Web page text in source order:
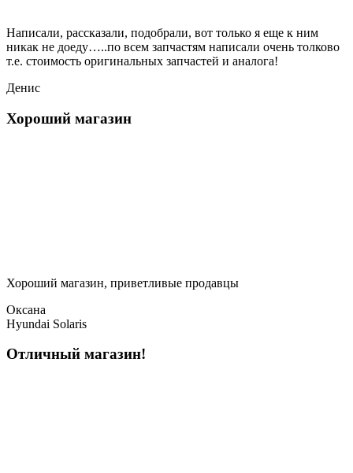
Написали, рассказали, подобрали, вот только я еще к ним
никак не доеду…..по всем запчастям написали очень толково
т.е. стоимость оригинальных запчастей и аналога!
Денис
Хороший магазин
Хороший магазин, приветливые продавцы
Оксана
Hyundai Solaris
Отличный магазин!